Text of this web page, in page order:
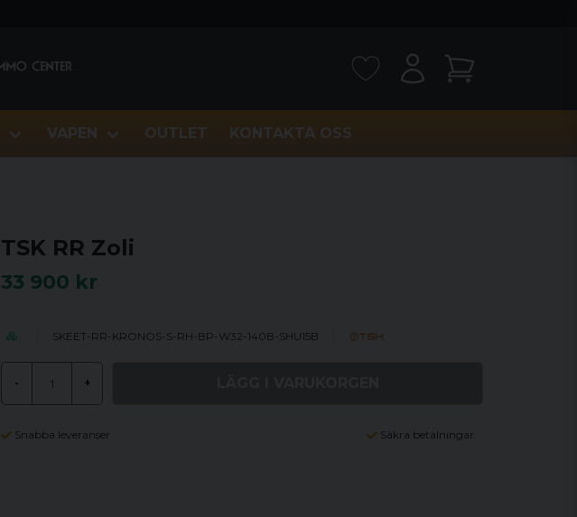
VAPEN OUTLET KONTAKTA OSS
TSK RR Zoli
33 900 kr
SKEET-RR-KRONOS-S-RH-BP-W32-140B-SHU15B
- +
Snabba leveranser Säkra betalningar